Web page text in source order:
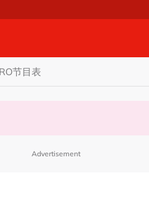
节目表
Advertisement